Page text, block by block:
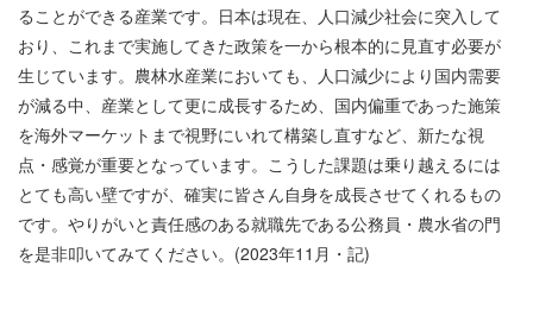
ることができる産業です。日本は現在、人口減少社会に突入して
おり、これまで実施してきた政策を一から根本的に見直す必要が
生じています。農林水産業においても、人口減少により国内需要
が減る中、産業として更に成長するため、国内偏重であった施策
を海外マーケットまで視野にいれて構築し直すなど、新たな視
点・感覚が重要となっています。こうした課題は乗り越えるには
とても高い壁ですが、確実に皆さん自身を成長させてくれるもの
です。やりがいと責任感のある就職先である公務員・農水省の門
を是非叩いてみてください。(2023年11月・記)